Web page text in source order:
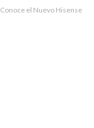
Conoce el Nuevo Hisense